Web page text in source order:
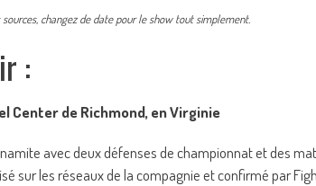
changez de date pour le show tout simplement.
:
Center de Richmond, en Virginie
avec deux défenses de championnat et des
sur les réseaux de la compagnie et confirmé par